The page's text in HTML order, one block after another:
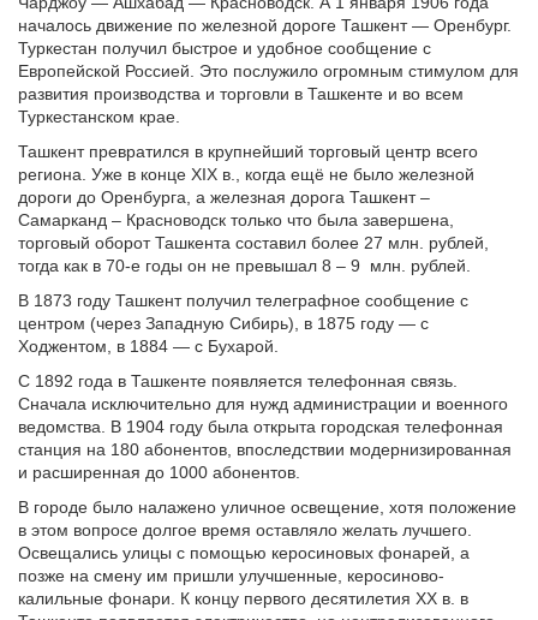
началось движение по железной дороге Ташкент — Оренбург.
Туркестан получил быстрое и удобное сообщение с
Европейской Россией. Это послужило огромным стимулом для
развития производства и торговли в Ташкенте и во всем
Туркестанском крае.
Ташкент превратился в крупнейший торговый центр всего
региона. Уже в конце XIX в., когда ещё не было железной
дороги до Оренбурга, а железная дорога Ташкент –
Самарканд – Красноводск только что была завершена,
торговый оборот Ташкента составил более 27 млн. рублей,
тогда как в 70-е годы он не превышал 8 – 9
млн. рублей.
В 1873 году Ташкент получил телеграфное сообщение с
центром (через Западную Сибирь), в 1875 году — с
Ходжентом, в 1884 — с Бухарой.
С 1892 года в Ташкенте появляется телефонная связь.
Сначала исключительно для нужд администрации и военного
ведомства. В 1904 году была открыта городская телефонная
станция на 180 абонентов, впоследствии модернизированная
и расширенная до 1000 абонентов.
В городе было налажено уличное освещение, хотя положение
в этом вопросе долгое время оставляло желать лучшего.
Освещались улицы с помощью керосиновых фонарей, а
позже на смену им пришли улучшенные, керосиново-
калильные фонари. К концу первого десятилетия XX в. в